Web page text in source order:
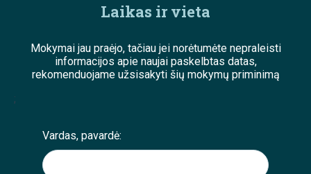
Laikas ir vieta
Mokymai jau praėjo, tačiau jei norėtumėte nepraleisti
informacijos apie naujai paskelbtas datas,
rekomenduojame užsisakyti šių mokymų priminimą
;
Vardas, pavardė: